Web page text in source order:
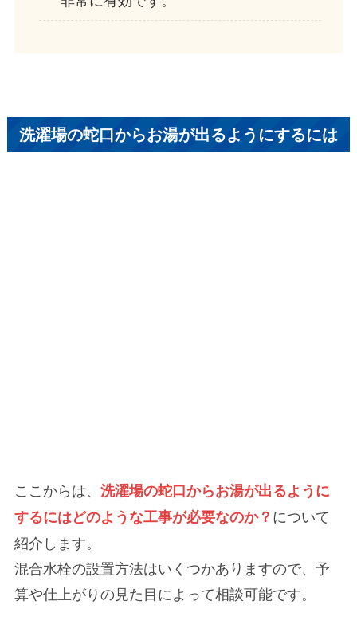
洗濯場の蛇口からお湯が出るようにするには
ここからは、 洗濯場の蛇口からお湯が出るように
するにはどのような工事が必要なのか？について
紹介します。
混合水栓の設置方法はいくつかありますので、予
算や仕上がりの見た目によって相談可能です。